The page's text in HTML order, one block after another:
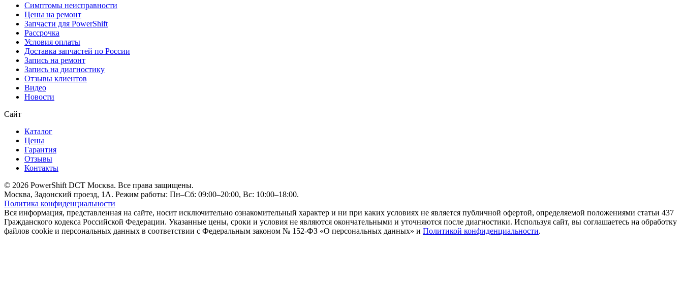
Симптомы неисправности
Цены на ремонт
Запчасти для PowerShift
Рассрочка
Условия оплаты
Доставка запчастей по России
Запись на ремонт
Запись на диагностику
Отзывы клиентов
Видео
Новости
Сайт
Каталог
Цены
Гарантия
Отзывы
Контакты
© 2026 PowerShift DCT Москва. Все права защищены.
Москва, Задонский проезд, 1А. Режим работы: Пн–Сб: 09:00–20:00, Вс: 10:00–18:00.
Политика конфиденциальности
Вся информация, представленная на сайте, носит исключительно ознакомительный характер и ни при каких условиях не является публичной офертой, определяемой положениями статьи 437
Гражданского кодекса Российской Федерации. Указанные цены, сроки и условия не являются окончательными и уточняются после диагностики. Используя сайт, вы соглашаетесь на обработку
файлов cookie и персональных данных в соответствии с Федеральным законом № 152-ФЗ «О персональных данных» и Политикой конфиденциальности.